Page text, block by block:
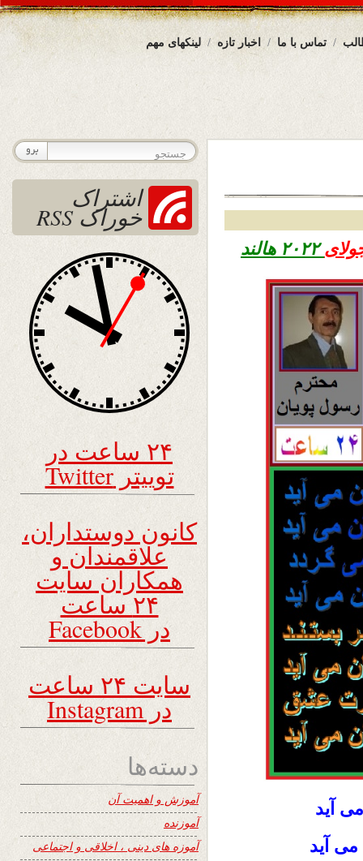
لینکهای مهم اخبار تازه تماس با ما
۲۰۲۲ هالند
آید
آید
اشتراک
خوراک RSS
۲۴ ساعت در
توییتر Twitter
کانون دوستداران،
علاقمندان و
همکاران سایت
۲۴ ساعت
در Facebook
سایت ۲۴ ساعت
در Instagram
دسته‌ها
آموزش و اهمیت آن
آموزنده
آموزه های دینی ، اخلاقی و اجتماعی